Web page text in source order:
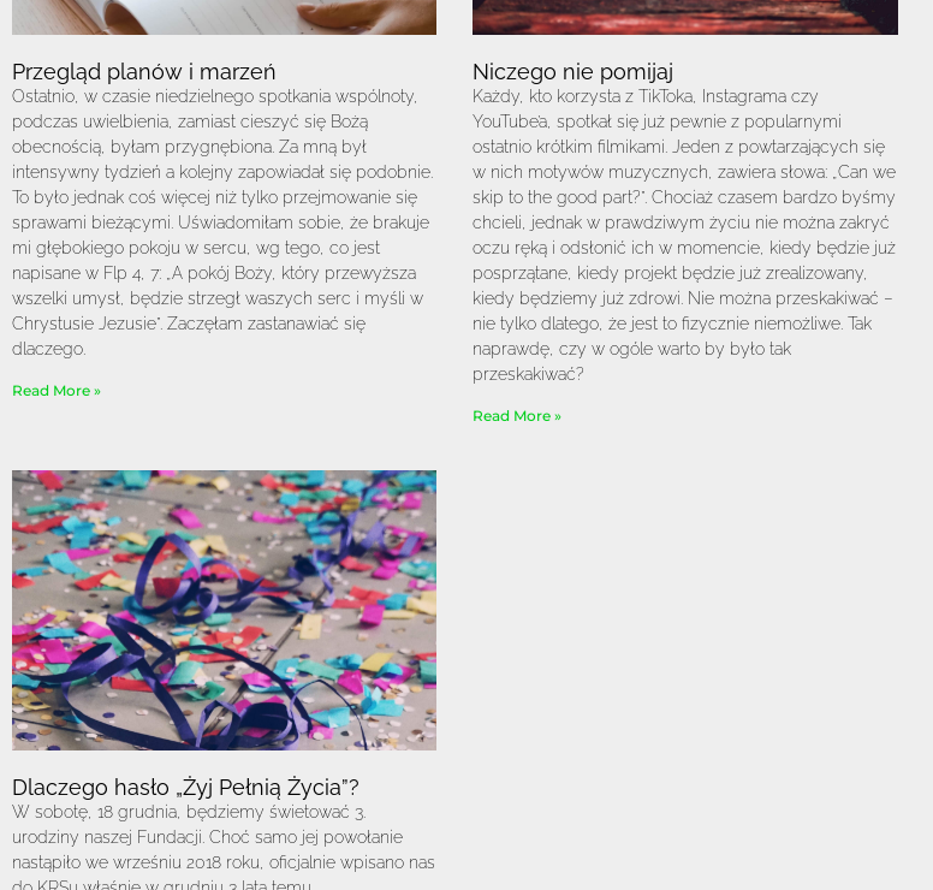
Przegląd planów i marzeń
Ostatnio, w czasie niedzielnego spotkania wspólnoty,
podczas uwielbienia, zamiast cieszyć się Bożą
obecnością, byłam przygnębiona. Za mną był
intensywny tydzień a kolejny zapowiadał się podobnie.
To było jednak coś więcej niż tylko przejmowanie się
sprawami bieżącymi. Uświadomiłam sobie, że brakuje
mi głębokiego pokoju w sercu, wg tego, co jest
napisane w Flp 4, 7: „A pokój Boży, który przewyższa
wszelki umysł, będzie strzegł waszych serc i myśli w
Chrystusie Jezusie”. Zaczęłam zastanawiać się
dlaczego.
Read More »
Niczego nie pomijaj
Każdy, kto korzysta z TikToka, Instagrama czy
YouTube’a, spotkał się już pewnie z popularnymi
ostatnio krótkim filmikami. Jeden z powtarzających się
w nich motywów muzycznych, zawiera słowa: „Can we
skip to the good part?”. Chociaż czasem bardzo byśmy
chcieli, jednak w prawdziwym życiu nie można zakryć
oczu ręką i odsłonić ich w momencie, kiedy będzie już
posprzątane, kiedy projekt będzie już zrealizowany,
kiedy będziemy już zdrowi. Nie można przeskakiwać –
nie tylko dlatego, że jest to fizycznie niemożliwe. Tak
naprawdę, czy w ogóle warto by było tak
przeskakiwać?
Read More »
Dlaczego hasło „Żyj Pełnią Życia”?
W sobotę, 18 grudnia, będziemy świetować 3.
urodziny naszej Fundacji. Choć samo jej powołanie
nastąpiło we wrześniu 2018 roku, oficjalnie wpisano nas